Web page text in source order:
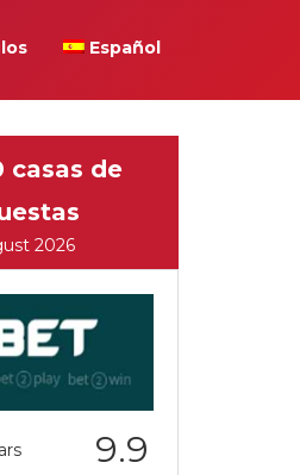
Español
casas de
2026
9.9